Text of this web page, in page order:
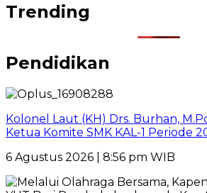
Trending
Pendidikan
Kolonel Laut (KH) Drs. Burhan,
Ketua Komite SMK KAL-1 Periode
6 Agustus 2026 | 8:56 pm WIB